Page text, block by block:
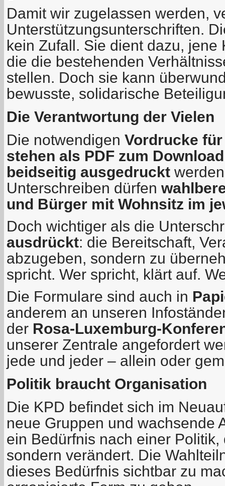
Damit wir zugelassen werden,
Unterstützungsunterschriften.
kein Zufall. Sie dient dazu, jene
die die bestehenden
stellen. Doch sie kann
bewusste, solidarische
Die Verantwortung der Vielen
Die notwendigen Vordrucke
stehen als PDF zum
beidseitig ausgedruckt
Unterschreiben dürfen
und Bürger mit Wohnsitz im
Doch wichtiger als die
ausdrückt: die Bereitschaft,
abzugeben, sondern zu
spricht. Wer spricht, klärt auf.
Die Formulare sind auch in
anderem an unseren
der Rosa-Luxemburg-
unserer Zentrale angefordert
jede und jeder – allein oder
Politik braucht Organisation
Die KPD befindet sich im
neue Gruppen und wachsende
ein Bedürfnis nach einer
sondern verändert. Die
dieses Bedürfnis sichtbar zu